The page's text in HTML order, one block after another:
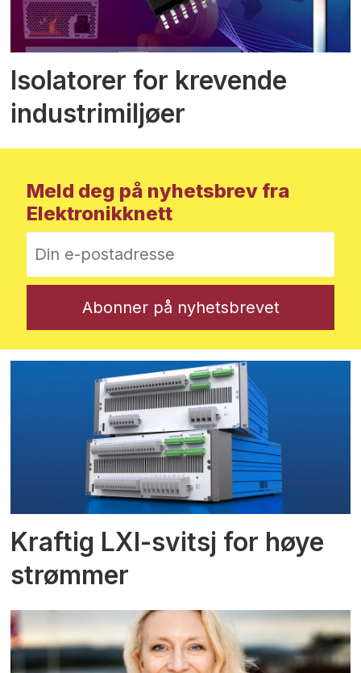
Isolatorer for krevende
industrimiljøer
Meld deg på nyhetsbrev fra
Elektronikknett
Kraftig LXI-svitsj for høye
strømmer